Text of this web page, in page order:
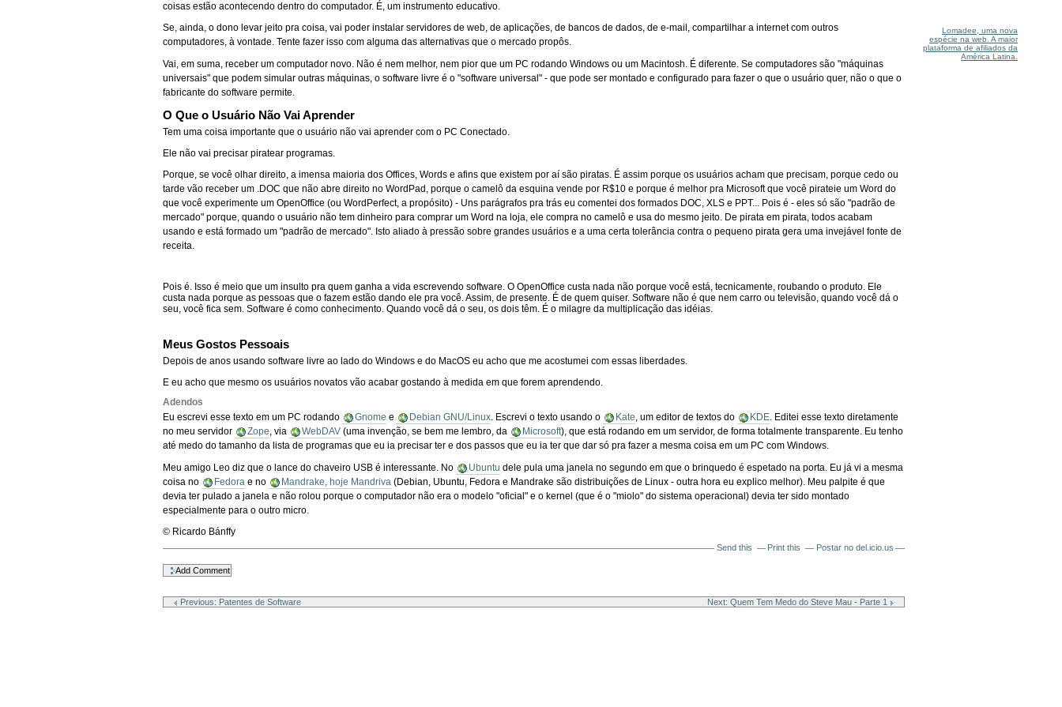
coisas estão acontecendo dentro do computador. É, um instrumento educativo.
Se, ainda, o dono levar jeito pra coisa, vai poder instalar servidores de web, de aplicações, de bancos de dados, de e-mail, compartilhar a internet com outros
computadores, à vontade. Tente fazer isso com alguma das alternativas que o mercado propôs.
Vai, em suma, receber um computador novo. Não é nem melhor, nem pior que um PC rodando Windows ou um Macintosh. É diferente. Se computadores são "máquinas
universais" que podem simular outras máquinas, o software livre é o "software universal" - que pode ser montado e configurado para fazer o que o usuário quer, não o que o
fabricante do software permite.
O Que o Usuário Não Vai Aprender
Tem uma coisa importante que o usuário não vai aprender com o PC Conectado.
Ele não vai precisar piratear programas.
Porque, se você olhar direito, a imensa maioria dos Offices, Words e afins que existem por aí são piratas. É assim porque os usuários acham que precisam, porque cedo ou
tarde vão receber um .DOC que não abre direito no WordPad, porque o camelô da esquina vende por R$10 e porque é melhor pra Microsoft que você pirateie um Word do
que você experimente um OpenOffice (ou WordPerfect, a propósito) - Uns parágrafos pra trás eu comentei dos formados DOC, XLS e PPT... Pois é - eles só são "padrão de
mercado" porque, quando o usuário não tem dinheiro para comprar um Word na loja, ele compra no camelô e usa do mesmo jeito. De pirata em pirata, todos acabam
usando e está formado um "padrão de mercado". Isto aliado à pressão sobre grandes usuários e a uma certa tolerância contra o pequeno pirata gera uma invejável fonte de
receita.
Pois é. Isso é meio que um insulto pra quem ganha a vida escrevendo software. O OpenOffice custa nada não porque você está, tecnicamente, roubando o produto. Ele
custa nada porque as pessoas que o fazem estão dando ele pra você. Assim, de presente. É de quem quiser. Software não é que nem carro ou televisão, quando você dá o
seu, você fica sem. Software é como conhecimento. Quando você dá o seu, os dois têm. É o milagre da multiplicação das idéias.
Meus Gostos Pessoais
Depois de anos usando software livre ao lado do Windows e do MacOS eu acho que me acostumei com essas liberdades.
E eu acho que mesmo os usuários novatos vão acabar gostando à medida em que forem aprendendo.
Adendos
Eu escrevi esse texto em um PC rodando
Gnome e Debian GNU/Linux. Escrevi o texto usando o Kate, um editor de textos do KDE. Editei esse texto diretamente
no meu servidor
Zope, via WebDAV (uma invenção, se bem me lembro, da Microsoft), que está rodando em um servidor, de forma totalmente transparente. Eu tenho
até medo do tamanho da lista de programas que eu ia precisar ter e dos passos que eu ia ter que dar só pra fazer a mesma coisa em um PC com Windows.
Meu amigo Leo diz que o lance do chaveiro USB é interessante. No
Ubuntu dele pula uma janela no segundo em que o brinquedo é espetado na porta. Eu já vi a mesma
coisa no
Fedora e no Mandrake, hoje Mandriva (Debian, Ubuntu, Fedora e Mandrake são distribuições de Linux - outra hora eu explico melhor). Meu palpite é que
devia ter pulado a janela e não rolou porque o computador não era o modelo "oficial" e o kernel (que é o "miolo" do sistema operacional) devia ter sido montado
especialmente para o outro micro.
© Ricardo Bánffy
Actions
Send this Print this Postar no del.icio.us
Previous: Patentes de Software Next: Quem Tem Medo do Steve Mau - Parte 1
Lomadee, uma nova
espécie na web. A maior
plataforma de afiliados da
América Latina.